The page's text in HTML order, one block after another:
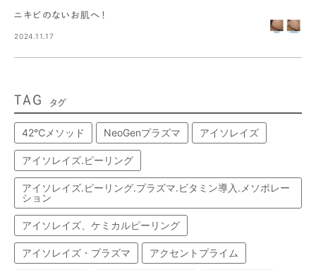
ニキビのないお肌へ！
2024.11.17
TAG タグ
42℃メソッド NeoGenプラズマ アイソレイズ
アイソレイズ.ピーリング
アイソレイズ.ピーリング.プラズマ.ビタミン導入.メソポレー
ション
アイソレイズ、ケミカルピーリング
アイソレイズ・プラズマ アクセントプライム